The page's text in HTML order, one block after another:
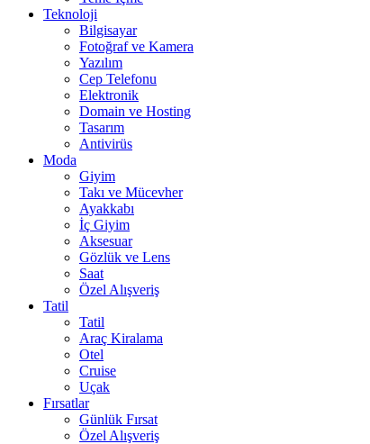
Teknoloji
Bilgisayar
Fotoğraf ve Kamera
Yazılım
Cep Telefonu
Elektronik
Domain ve Hosting
Tasarım
Antivirüs
Moda
Giyim
Takı ve Mücevher
Ayakkabı
İç Giyim
Aksesuar
Gözlük ve Lens
Saat
Özel Alışveriş
Tatil
Tatil
Araç Kiralama
Otel
Cruise
Uçak
Fırsatlar
Günlük Fırsat
Özel Alışveriş